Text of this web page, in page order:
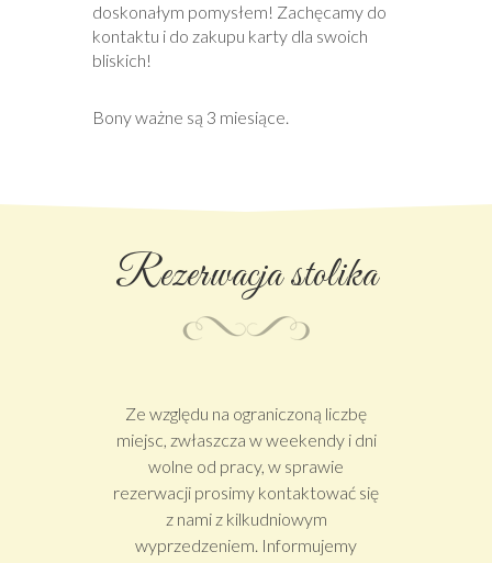
doskonałym pomysłem! Zachęcamy do
kontaktu i do zakupu karty dla swoich
bliskich!
Bony ważne są 3 miesiące.
Rezerwacja stolika
Ze względu na ograniczoną liczbę
miejsc, zwłaszcza w weekendy i dni
wolne od pracy, w sprawie
rezerwacji prosimy kontaktować się
z nami z kilkudniowym
wyprzedzeniem. Informujemy